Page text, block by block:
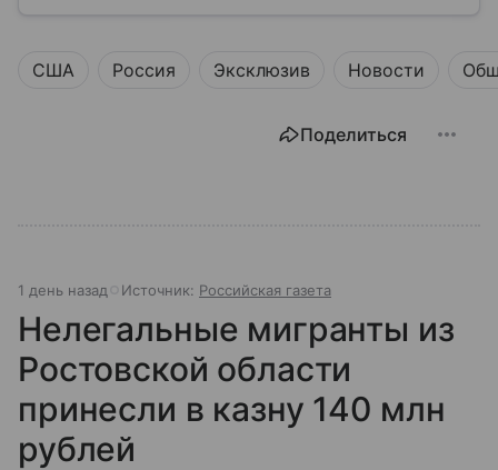
США Россия Эксклюзив Новости
Поделиться
1 день назад Источник: Российская газета
Нелегальные мигранты из
Ростовской области
принесли в казну 140 млн
рублей